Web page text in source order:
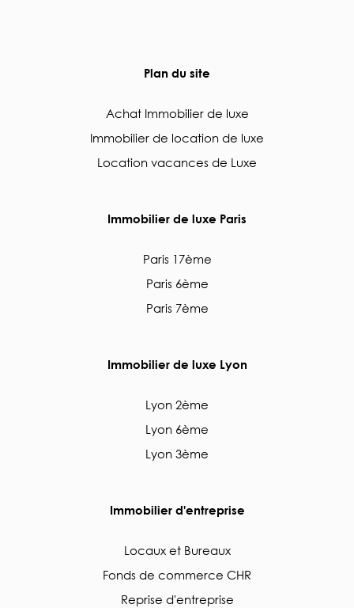
Plan du site
Achat Immobilier de luxe
Immobilier de location de luxe
Location vacances de Luxe
Immobilier de luxe Paris
Paris 17ème
Paris 6ème
Paris 7ème
Immobilier de luxe Lyon
Lyon 2ème
Lyon 6ème
Lyon 3ème
Immobilier d'entreprise
Locaux et Bureaux
Fonds de commerce CHR
Reprise d'entreprise